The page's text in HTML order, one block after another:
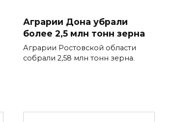
Аграрии Дона убрали
более 2,5 млн тонн зерна
Аграрии Ростовской области
собрали 2,58 млн тонн зерна.